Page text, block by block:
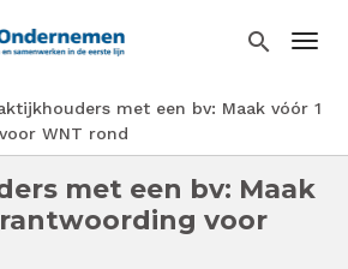
search
met een bv: Maak vóór 1
WNT rond
met een bv: Maak
voor